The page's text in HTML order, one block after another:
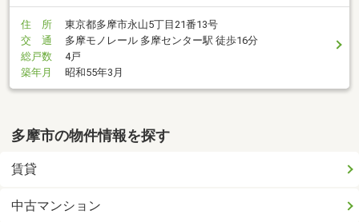
住 所
東京都多摩市永山5丁目21番13号
交 通
多摩モノレール 多摩センター駅 徒歩16分
総戸数
4戸
築年月
昭和55年3月
多摩市の物件情報を探す
賃貸
中古マンション